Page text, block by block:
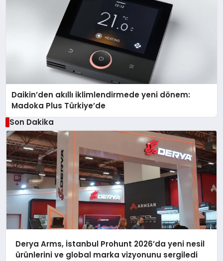
Daikin’den akıllı iklimlendirmede yeni dönem:
Madoka Plus Türkiye’de
Son Dakika
Derya Arms, İstanbul Prohunt 2026’da yeni nesil
ürünlerini ve global marka vizyonunu sergiledi